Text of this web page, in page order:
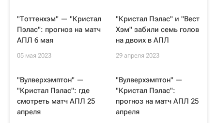
"Тоттенхэм" — "Кристал
Пэлас": прогноз на матч
АПЛ 6 мая
05 мая 2023
"Кристал Пэлас" и "Вест
Хэм" забили семь голов
на двоих в АПЛ
29 апреля 2023
"Вулверхэмптон" —
"Кристал Пэлас": где
смотреть матч АПЛ 25
апреля
"Вулверхэмптон" —
"Кристал Пэлас":
прогноз на матч АПЛ 25
апреля